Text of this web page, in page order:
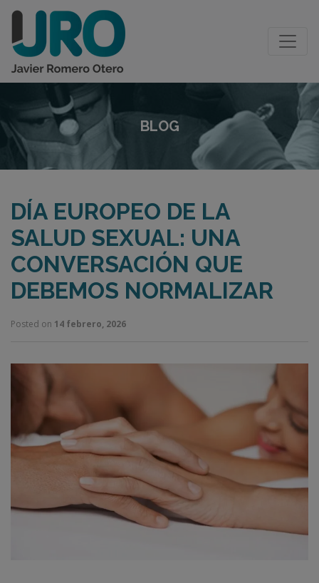
BLOG
DÍA EUROPEO DE LA
SALUD SEXUAL: UNA
CONVERSACIÓN QUE
DEBEMOS NORMALIZAR
Posted on 14 febrero, 2026